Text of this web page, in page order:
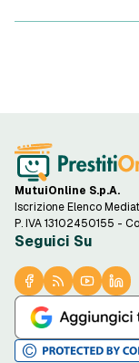
MutuiOnline S.p.A.
Iscrizione Elenco
P. IVA 13102450155 -
Seguici Su